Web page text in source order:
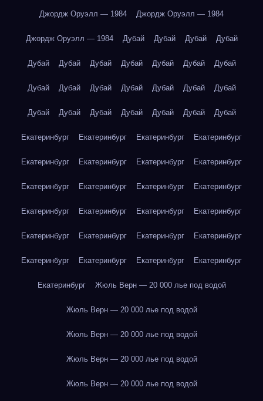
Джордж Оруэлл — 1984 Джордж Оруэлл — 1984
Джордж Оруэлл — 1984 Дубай Дубай Дубай Дубай
Дубай Дубай Дубай Дубай Дубай Дубай Дубай
Дубай Дубай Дубай Дубай Дубай Дубай Дубай
Дубай Дубай Дубай Дубай Дубай Дубай Дубай
Екатеринбург Екатеринбург Екатеринбург Екатеринбург
Екатеринбург Екатеринбург Екатеринбург Екатеринбург
Екатеринбург Екатеринбург Екатеринбург Екатеринбург
Екатеринбург Екатеринбург Екатеринбург Екатеринбург
Екатеринбург Екатеринбург Екатеринбург Екатеринбург
Екатеринбург Екатеринбург Екатеринбург Екатеринбург
Екатеринбург Жюль Верн — 20 000 лье под водой
Жюль Верн — 20 000 лье под водой
Жюль Верн — 20 000 лье под водой
Жюль Верн — 20 000 лье под водой
Жюль Верн — 20 000 лье под водой